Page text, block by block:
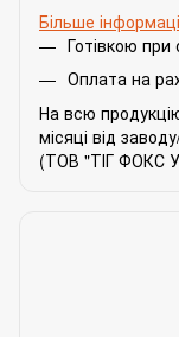
Більше
Готівкою при
Оплата на
На всю
місяці від
(ТОВ "ТІГ ФОКС